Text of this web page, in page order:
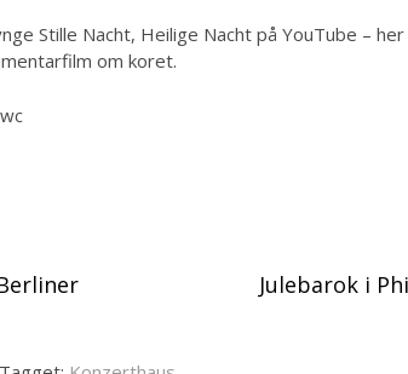
Stille Nacht, Heilige Nacht på YouTube –
om koret.
Julebarok i